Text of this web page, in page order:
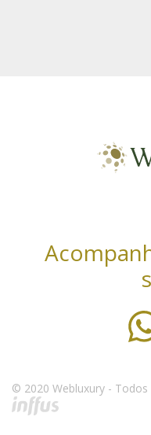
Utilizamos cookies
semelhantes de acordo
privacidade
© 2020 Webluxury -